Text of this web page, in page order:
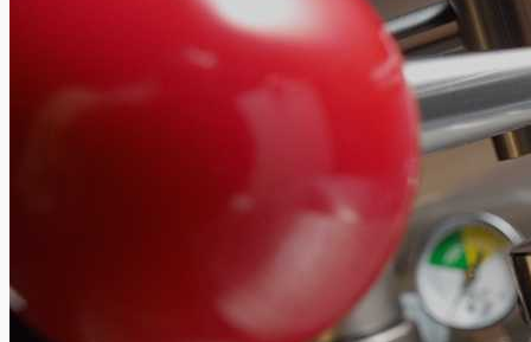
Recherche Avancée